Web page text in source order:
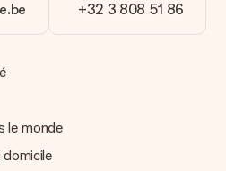
cadeau ne vous plaise pas.
notre service client qui
avec le cadeau ?
avec le cadeau. Nous vous
+32 3 808 51 86
le monde